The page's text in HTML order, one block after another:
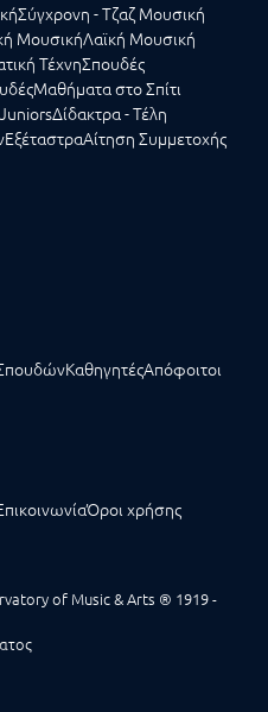
Σύγχρονη - Τζαζ Μουσική
ΜουσικήΛαϊκή Μουσική
ΤέχνηΣπουδές
Μαθήματα στο Σπίτι
Δίδακτρα - Τέλη
ΕξέταστραΑίτηση Συμμετοχής
ΚαθηγητέςΑπόφοιτοι
Όροι χρήσης
of Music & Arts ® 1919 -